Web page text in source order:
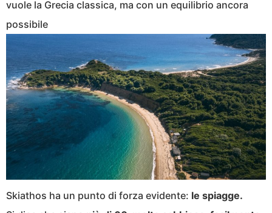
vuole la Grecia classica, ma con un equilibrio ancora
possibile
Skiathos ha un punto di forza evidente: le spiagge.